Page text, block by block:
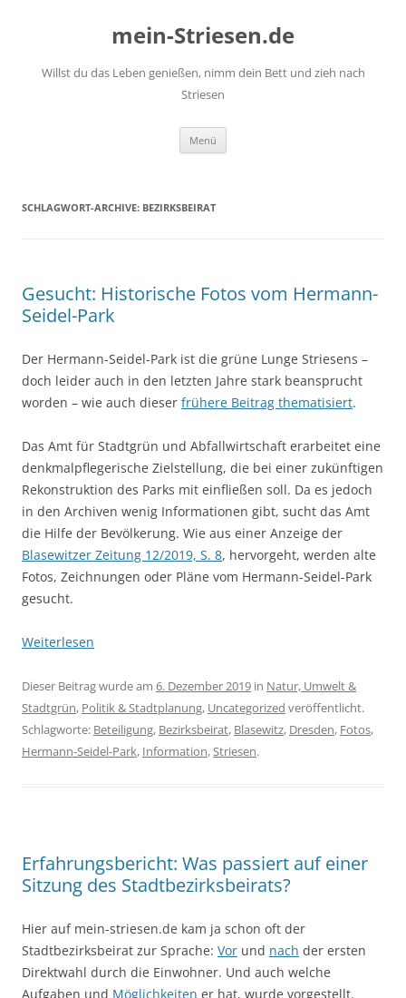
mein-Striesen.de
Willst du das Leben genießen, nimm dein Bett und zieh nach
Striesen
Menü
SCHLAGWORT-ARCHIVE: BEZIRKSBEIRAT
Gesucht: Historische Fotos vom Hermann-
Seidel-Park
Der Hermann-Seidel-Park ist die grüne Lunge Striesens –
doch leider auch in den letzten Jahre stark beansprucht
worden – wie auch dieser frühere Beitrag thematisiert.
Das Amt für Stadtgrün und Abfallwirtschaft erarbeitet eine
denkmalpflegerische Zielstellung, die bei einer zukünftigen
Rekonstruktion des Parks mit einfließen soll. Da es jedoch
in den Archiven wenig Informationen gibt, sucht das Amt
die Hilfe der Bevölkerung. Wie aus einer Anzeige der
Blasewitzer Zeitung 12/2019, S. 8, hervorgeht, werden alte
Fotos, Zeichnungen oder Pläne vom Hermann-Seidel-Park
gesucht.
Weiterlesen
Dieser Beitrag wurde am 6. Dezember 2019 in Natur, Umwelt &
Stadtgrün, Politik & Stadtplanung, Uncategorized veröffentlicht.
Schlagworte: Beteiligung, Bezirksbeirat, Blasewitz, Dresden, Fotos,
Hermann-Seidel-Park, Information,Striesen.
Erfahrungsbericht: Was passiert auf einer
Sitzung des Stadtbezirksbeirats?
Hier auf mein-striesen.de kam ja schon oft der
Stadtbezirksbeirat zur Sprache: Vor und nach der ersten
Direktwahl durch die Einwohner. Und auch welche
Aufgaben und Möglichkeiten er hat, wurde vorgestellt.